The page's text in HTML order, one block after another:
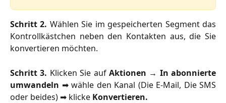
Schritt 2. Wählen Sie im gespeicherten Segment das
Kontrollkästchen neben den Kontakten aus, die Sie
konvertieren möchten.
Schritt 3. Klicken Sie auf Aktionen → In abonnierte
umwandeln ➡ wähle den Kanal (Die E-Mail, Die SMS
oder beides) ➡ klicke Konvertieren.